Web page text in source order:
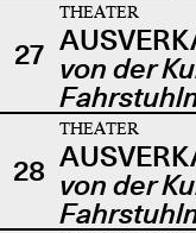
27
THEATER
von der
28
THEATER
von der